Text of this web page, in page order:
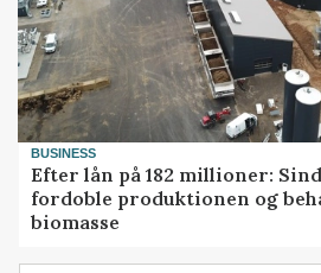
BUSINESS
Efter lån på 182 millioner:
fordoble produktionen og
biomasse